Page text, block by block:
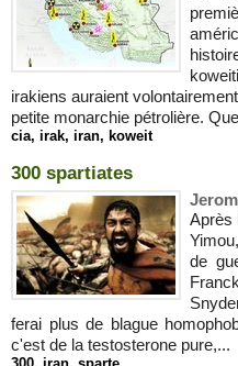
irakiens auraient
petite monarchie pétrolière.
cia, irak, iran, koweit
300 spartiates
Après
de
ferai plus de blague
c'est de la testosterone pure,...